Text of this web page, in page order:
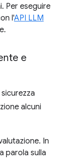
Per eseguire
l'API LLM
e
alcuni
In
parola sulla